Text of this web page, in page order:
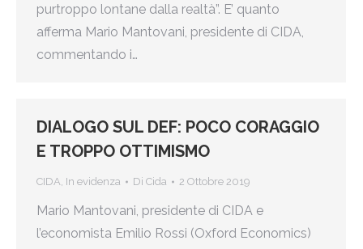
purtroppo lontane dalla realtà”. E’ quanto
afferma Mario Mantovani, presidente di CIDA,
commentando i…
DIALOGO SUL DEF: POCO CORAGGIO
E TROPPO OTTIMISMO
CIDA, In evidenza Di Cida 2 Ottobre 2019
Mario Mantovani, presidente di CIDA e
l’economista Emilio Rossi (Oxford Economics)